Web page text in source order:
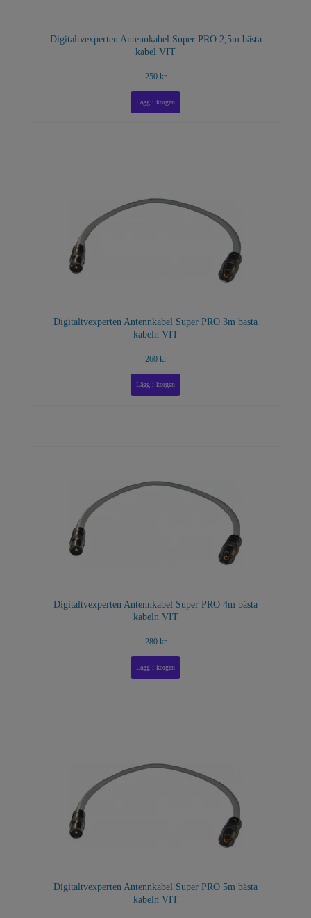
Digitaltvexperten Antennkabel Super PRO 2,5m bästa
kabel VIT
250 kr
Digitaltvexperten Antennkabel Super PRO 3m bästa
kabeln VIT
260 kr
Digitaltvexperten Antennkabel Super PRO 4m bästa
kabeln VIT
280 kr
Digitaltvexperten Antennkabel Super PRO 5m bästa
kabeln VIT